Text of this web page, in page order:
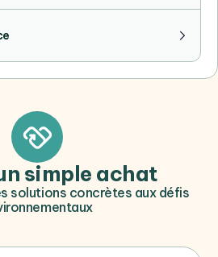
simple achat
solutions concrètes aux défis